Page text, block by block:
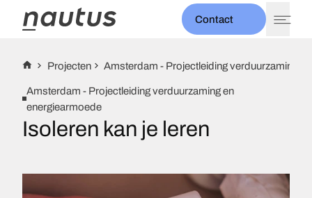
Thema's expand_more
Projecten
Over ons
Nieuws
Contact
Projecten Amsterdam - Projectleiding verduurzaming
Amsterdam - Projectleiding verduurzaming en
energiearmoede
Isoleren kan je leren